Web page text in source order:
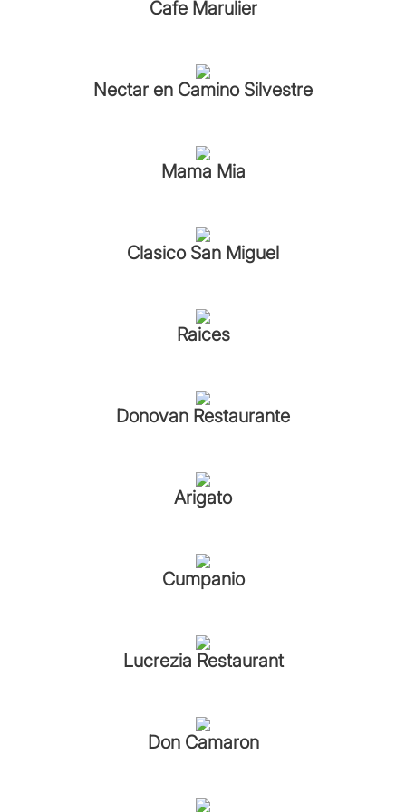
Cafe Marulier
Nectar en Camino Silvestre
Mama Mia
Clasico San Miguel
Raices
Donovan Restaurante
Arigato
Cumpanio
Lucrezia Restaurant
Don Camaron